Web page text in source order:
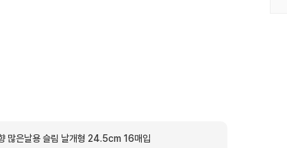
많은날용 슬림 날개형 24.5cm 16매입